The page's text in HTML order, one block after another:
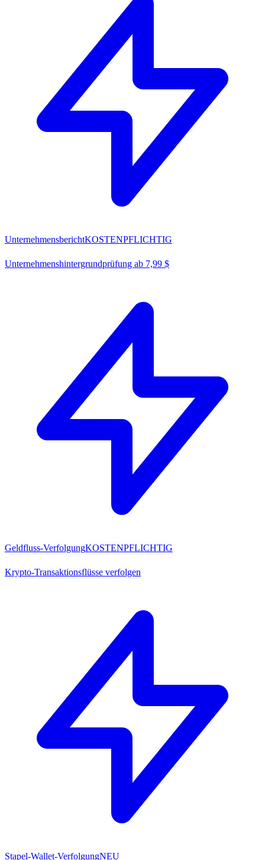
UnternehmensberichtKOSTENPFLICHTIG
Unternehmenshintergrundprüfung ab 7,99 $
Geldfluss-VerfolgungKOSTENPFLICHTIG
Krypto-Transaktionsflüsse verfolgen
Stapel-Wallet-VerfolgungNEU